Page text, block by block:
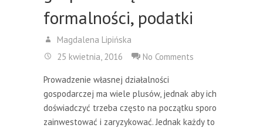
formalności, podatki
Magdalena Lipińska
25 kwietnia, 2016
No Comments
Prowadzenie własnej działalności
gospodarczej ma wiele plusów, jednak aby ich
doświadczyć trzeba często na początku sporo
zainwestować i zaryzykować. Jednak każdy to